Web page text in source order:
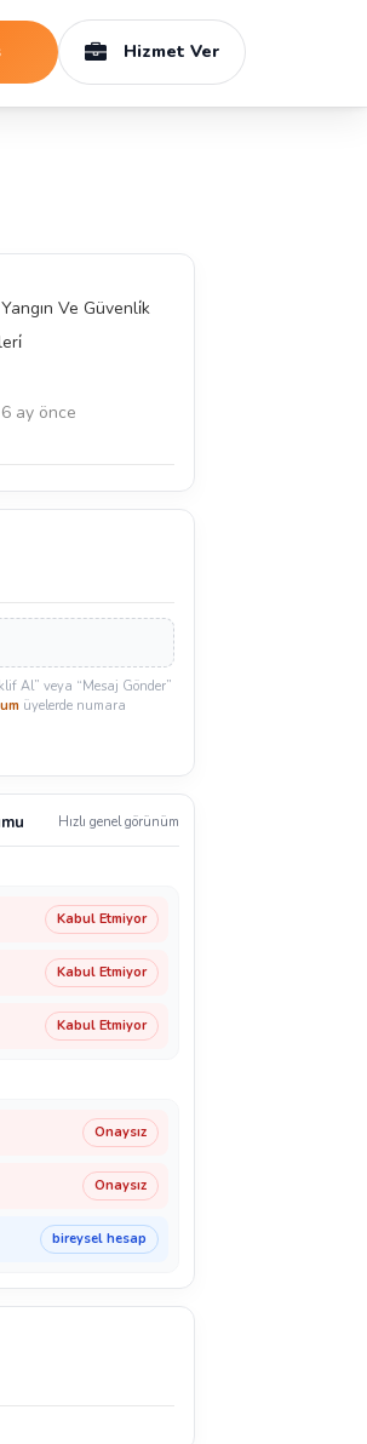
Hizmet Ver
Ve Güvenli̇k
ay önce
Al” veya “Mesaj Gönder”
üyelerde numara
Hızlı genel görünüm
Kabul Etmiyor
Kabul Etmiyor
Kabul Etmiyor
Onaysız
Onaysız
bireysel hesap